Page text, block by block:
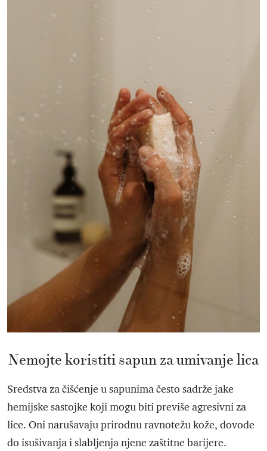
Nemojte koristiti sapun za umivanje lica
Sredstva za čišćenje u sapunima često sadrže jake
hemijske sastojke koji mogu biti previše agresivni za
lice. Oni narušavaju prirodnu ravnotežu kože, dovode
do isušivanja i slabljenja njene zaštitne barijere.